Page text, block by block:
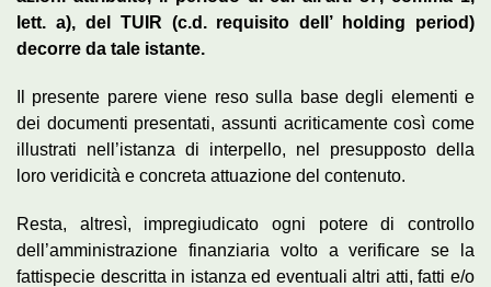
lett. a), del TUIR (c.d. requisito dell’ holding period)
decorre da tale istante.
Il presente parere viene reso sulla base degli elementi e
dei documenti presentati, assunti acriticamente così come
illustrati nell’istanza di interpello, nel presupposto della
loro veridicità e concreta attuazione del contenuto.
Resta, altresì, impregiudicato ogni potere di controllo
dell’amministrazione finanziaria volto a verificare se la
fattispecie descritta in istanza ed eventuali altri atti, fatti e/o